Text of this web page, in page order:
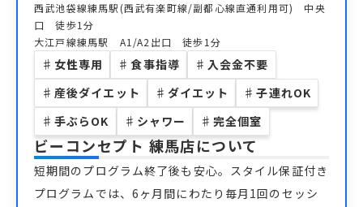
西武池袋線練馬駅(西武有楽町線/副都心線直通利用可) 中央
口 徒歩1分
大江戸線練馬駅 A1/A2出口 徒歩1分
♯ 女性専用 ♯ 食事指導 ♯ 入会金不要
♯ 産後ダイエット ♯ ダイエット ♯ 子連れOK
♯ 手ぶらOK ♯ シャワー ♯ 完全個室
ビーコンセプト 練馬店について
短期間のプログラム終了後も安心。スタイル保証付き
プログラムでは、6ヶ月間にわたり毎月1回のセッシ